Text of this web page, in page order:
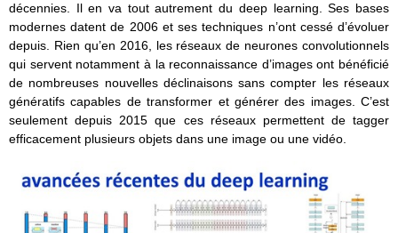
décennies. Il en va tout autrement du deep learning. Ses bases
modernes datent de 2006 et ses techniques n’ont cessé d’évoluer
depuis. Rien qu’en 2016, les réseaux de neurones convolutionnels
qui servent notamment à la reconnaissance d’images ont bénéficié
de nombreuses nouvelles déclinaisons sans compter les réseaux
génératifs capables de transformer et générer des images. C’est
seulement depuis 2015 que ces réseaux permettent de tagger
efficacement plusieurs objets dans une image ou une vidéo.